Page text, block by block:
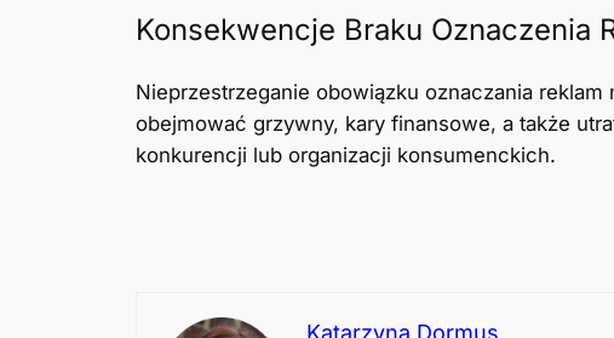
Konsekwencje Braku Oznaczenia
Nieprzestrzeganie obowiązku oznaczania
obejmować grzywny, kary finansowe, a także
konkurencji lub organizacji konsumenckich.
Katarzyna Dormus